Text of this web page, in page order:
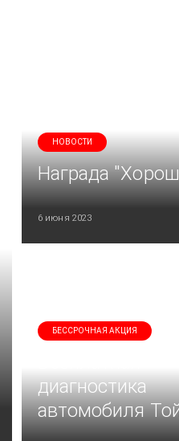
НОВОСТИ
Награда
6 июня 2023
БЕССРОЧНАЯ АКЦИЯ
диагностика
автомобиля